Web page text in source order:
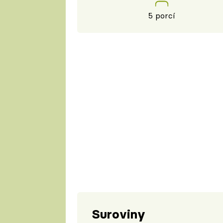
5 porcí
Suroviny